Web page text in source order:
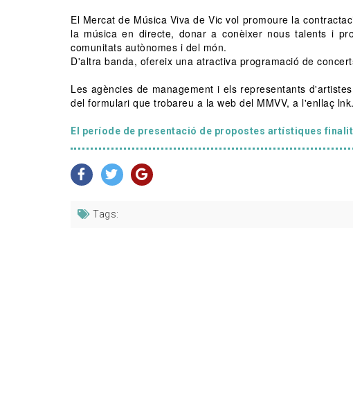
El Mercat de Música Viva de Vic vol promoure la
la música en directe, donar a conèixer nous talents i
comunitats autònomes i del món.
D'altra banda, ofereix una atractiva programació de
Les agències de management i els representants
del formulari que trobareu a la web del MMVV, a l'enllaç
El període de presentació de propostes artístiques
Tags: